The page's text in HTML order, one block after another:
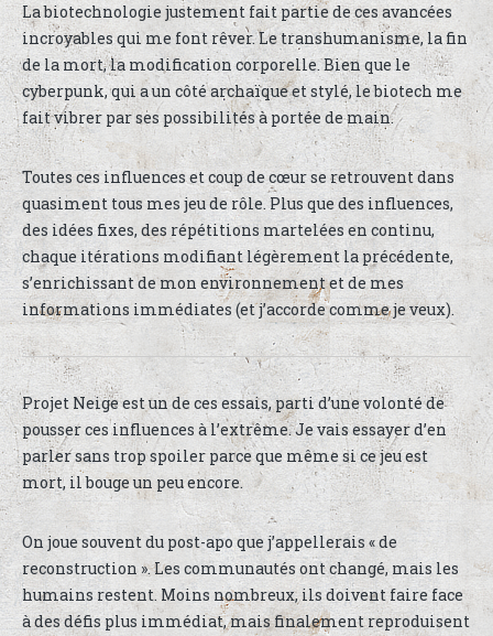
La biotechnologie justement fait partie de ces avancées
incroyables qui me font rêver. Le transhumanisme, la fin
de la mort, la modification corporelle. Bien que le
cyberpunk, qui a un côté archaïque et stylé, le biotech me
fait vibrer par ses possibilités à portée de main.
Toutes ces influences et coup de cœur se retrouvent dans
quasiment tous mes jeu de rôle. Plus que des influences,
des idées fixes, des répétitions martelées en continu,
chaque itérations modifiant légèrement la précédente,
s’enrichissant de mon environnement et de mes
informations immédiates (et j’accorde comme je veux).
Projet Neige est un de ces essais, parti d’une volonté de
pousser ces influences à l’extrême. Je vais essayer d’en
parler sans trop spoiler parce que même si ce jeu est
mort, il bouge un peu encore.
On joue souvent du post-apo que j’appellerais « de
reconstruction ». Les communautés ont changé, mais les
humains restent. Moins nombreux, ils doivent faire face
à des défis plus immédiat, mais finalement reproduisent